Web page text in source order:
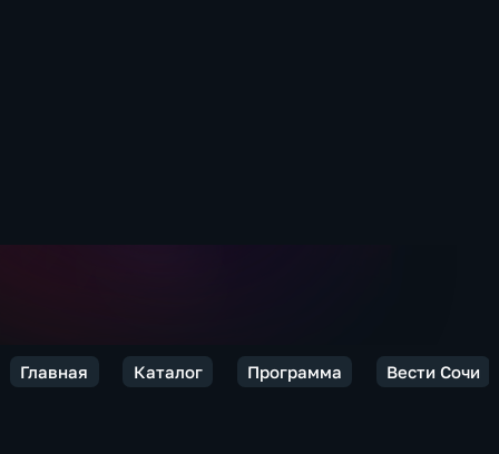
Главная Каталог Программа Вести Сочи